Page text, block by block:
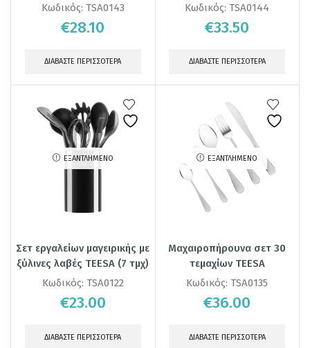
Κωδικός: TSA0143
€28.10
ΔΙΑΒΆΣΤΕ ΠΕΡΙΣΣΌΤΕΡΑ
Κωδικός:TSA0144
€33.50
ΔΙΑΒΆΣΤΕ ΠΕΡΙΣΣΌΤΕΡΑ
ΕΞΑΝΤΛΗΜΈΝΟ
Σετ εργαλείων μαγειρικής με
ξύλινες λαβές TEESA (7 τμχ)
Κωδικός: TSA0122
€23.00
ΔΙΑΒΆΣΤΕ ΠΕΡΙΣΣΌΤΕΡΑ
ΕΞΑΝΤΛΗΜΈΝΟ
Μαχαιροπήρουνα σετ 30
τεμαχίων TEESA
Κωδικός:TSA0135
€36.00
ΔΙΑΒΆΣΤΕ ΠΕΡΙΣΣΌΤΕΡΑ